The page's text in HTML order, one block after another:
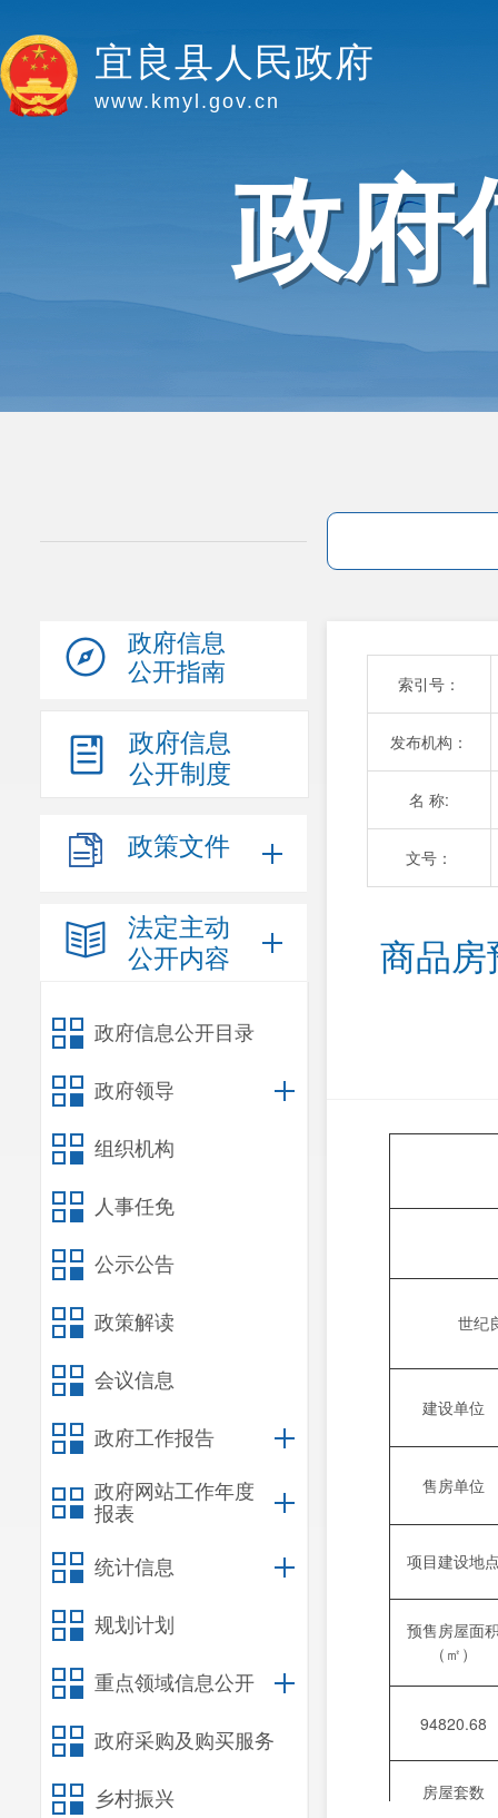
宜良县人民政府
www.kmyl.gov.cn
政府
政府信息
公开指南
政府信息
公开制度
政策文件
法定主动
公开内容
政府信息公开目录
政府领导
组织机构
人事任免
公示公告
政策解读
会议信息
政府工作报告
政府网站工作年度
报表
统计信息
规划计划
重点领域信息公开
政府采购及购买服务
乡村振兴
索引号：
发布机构：
名 称:
文号：
商品房
世纪
建设单位
售房单位
项目建设地
预售房屋面
（㎡）
94820.68
房屋套数